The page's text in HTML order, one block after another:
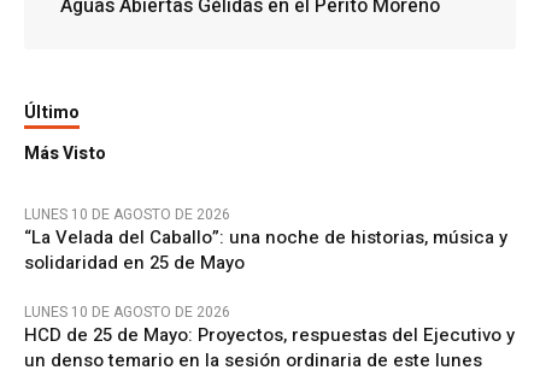
Aguas Abiertas Gélidas en el Perito Moreno
Último
Más Visto
LUNES 10 DE AGOSTO DE 2026
“La Velada del Caballo”: una noche de historias, música y
solidaridad en 25 de Mayo
LUNES 10 DE AGOSTO DE 2026
HCD de 25 de Mayo: Proyectos, respuestas del Ejecutivo y
un denso temario en la sesión ordinaria de este lunes